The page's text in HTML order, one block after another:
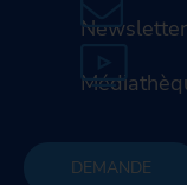
Newsletter
DEMANDE